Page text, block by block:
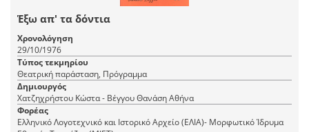
Έξω απ' τα δόντια
Χρονολόγηση
29/10/1976
Τύπος τεκμηρίου
Θεατρική παράσταση, Πρόγραμμα
Δημιουργός
Χατζηχρήστου Κώστα - Βέγγου Θανάση Αθήνα
Φορέας
Ελληνικό Λογοτεχνικό και Ιστορικό Αρχείο (ΕΛΙΑ)- Μορφωτικό Ίδρυμα